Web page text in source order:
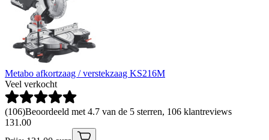
Metabo afkortzaag / verstekzaag KS216M
Veel verkocht
(106)Beoordeeld met 4.7 van de 5 sterren, 106 klantreviews
131 .00